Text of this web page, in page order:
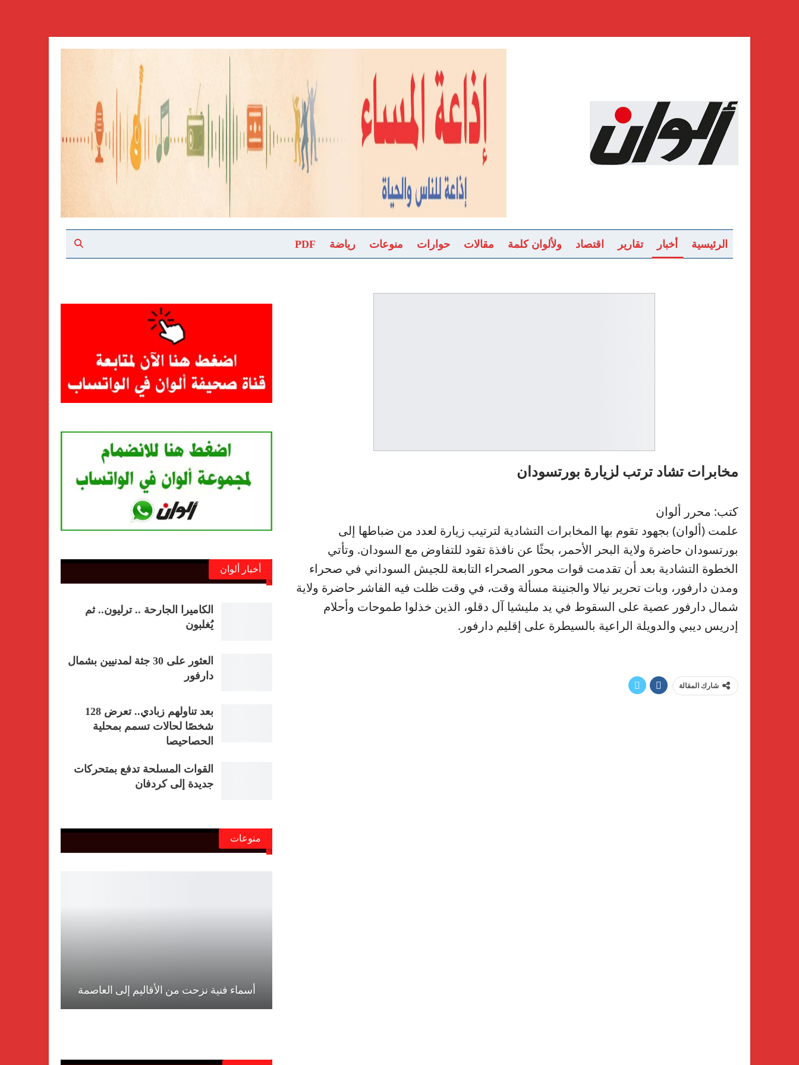
الرئيسية أخبار تقارير اقتصاد ولألوان كلمة مقالات حوارات منوعات رياضة PDF
مخابرات تشاد ترتب لزيارة بورتسودان
كتب: محرر ألوان
علمت (ألوان) بجهود تقوم بها المخابرات التشادية لترتيب زيارة لعدد من ضباطها إلى
بورتسودان حاضرة ولاية البحر الأحمر، بحثًا عن نافذة تقود للتفاوض مع السودان. وتأتي
الخطوة التشادية بعد أن تقدمت قوات محور الصحراء التابعة للجيش السوداني في صحراء
ومدن دارفور، وبات تحرير نيالا والجنينة مسألة وقت، في وقت ظلت فيه الفاشر حاضرة ولاية
شمال دارفور عصية على السقوط في يد مليشيا آل دقلو، الذين خذلوا طموحات وأحلام
إدريس ديبي والدويلة الراعية بالسيطرة على إقليم دارفور.
شارك المقالة
أخبار ألوان
الكاميرا الجارحة .. ترليون.. ثم
يُغلبون
العثور على 30 جثة لمدنيين بشمال
دارفور
بعد تناولهم زبادي.. تعرض 128
شخصًا لحالات تسمم بمحلية
الحصاحيصا
القوات المسلحة تدفع بمتحركات
جديدة إلى كردفان
منوعات
أسماء فنية نزحت من الأقاليم إلى العاصمة